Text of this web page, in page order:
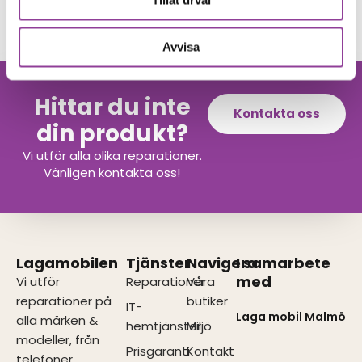
Avvisa
1 699,00
Hittar du inte
din produkt?
Vi utför alla olika reparationer.
Vänligen kontakta oss!
Kontakta oss
Lagamobilen
Vi utför
reparationer på
alla märken &
modeller, från
Tjänster
Reparationer
IT-
hemtjänster
Prisgaranti
Navigera
Våra
butiker
Miljö
Kontakt
I samarbete
med
Laga mobil Malmö